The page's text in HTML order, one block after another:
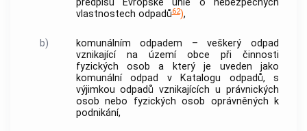
předpisu Evropské unie o nebezpečných
vlastnostech odpadů62),
b) komunálním odpadem – veškerý odpad
vznikající na území obce při činnosti
fyzických osob a který je uveden jako
komunální odpad
v Katalogu odpadů, s
výjimkou odpadů vznikajících u právnických
osob nebo fyzických osob oprávněných k
podnikání,